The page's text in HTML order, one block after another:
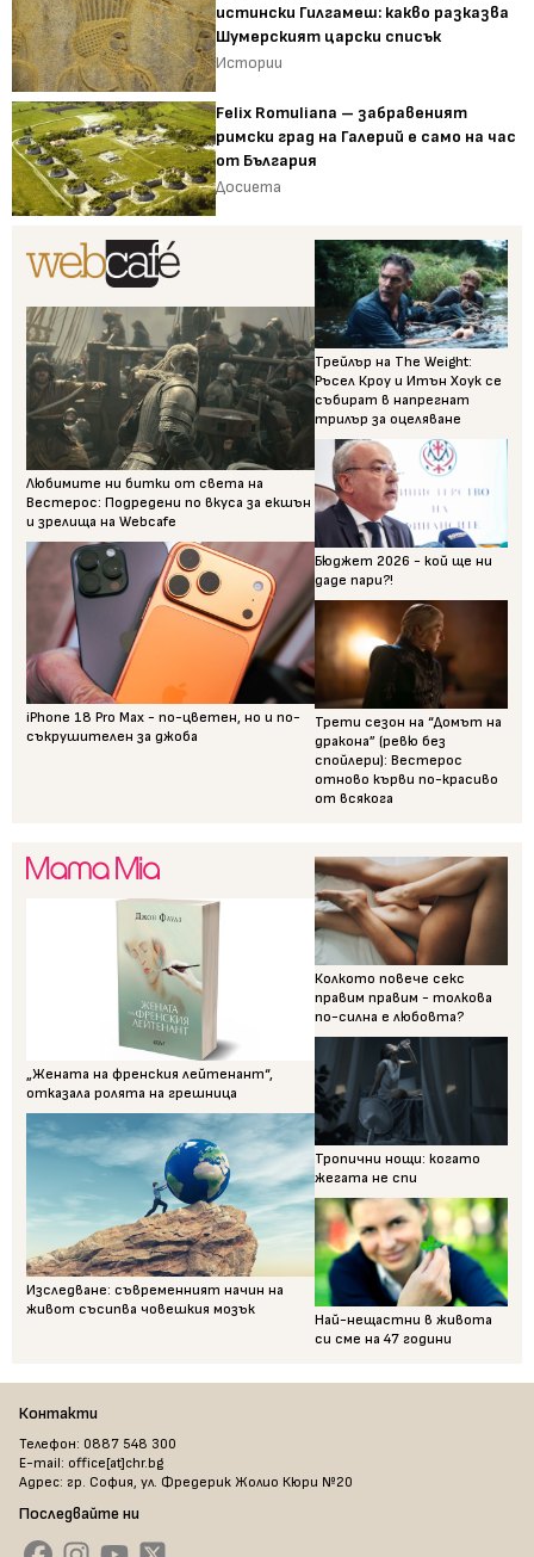
истински Гилгамеш: какво разказва
Шумерският царски списък
Истории
Felix Romuliana – забравеният
римски град на Галерий е само на час
от България
Досиета
Любимите ни битки от света на
Вестерос: Подредени по вкуса за екшън
и зрелища на Webcafe
iPhone 18 Pro Max - по-цветен, но и по-
съкрушителен за джоба
Трейлър на The Weight:
Ръсел Кроу и Итън Хоук се
събират в напрегнат
трилър за оцеляване
Бюджет 2026 - кой ще ни
даде пари?!
Трети сезон на “Домът на
дракона” (ревю без
спойлери): Вестерос
отново кърви по-красиво
от всякога
„Жената на френския лейтенант“,
отказала ролята на грешница
Изследване: съвременният начин на
живот съсипва човешкия мозък
Колкото повече секс
правим правим - толкова
по-силна е любовта?
Тропични нощи: когато
жегата не спи
Най-нещастни в живота
си сме на 47 години
Контакти
Телефон: 0887 548 300
E-mail: office[at]chr.bg
Адрес: гр. София, ул. Фредерик Жолио Кюри №20
Последвайте ни